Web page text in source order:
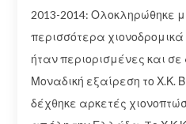
2013-2014: Ολοκληρώθηκε
περισσότερα χιονοδρομικά
ήταν περιορισμένες και
Μοναδική εξαίρεση το Χ.Κ.
δέχθηκε αρκετές